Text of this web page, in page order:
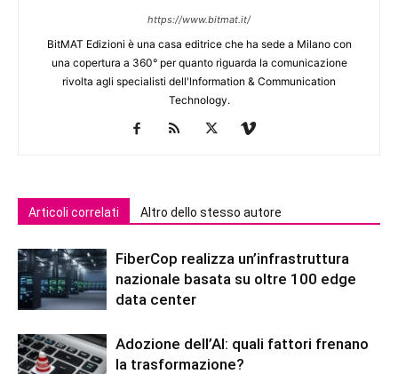
https://www.bitmat.it/
BitMAT Edizioni è una casa editrice che ha sede a Milano con
una copertura a 360° per quanto riguarda la comunicazione
rivolta agli specialisti dell'lnformation & Communication
Technology.
Articoli correlati Altro dello stesso autore
FiberCop realizza un’infrastruttura
nazionale basata su oltre 100 edge
data center
Adozione dell’AI: quali fattori frenano
la trasformazione?